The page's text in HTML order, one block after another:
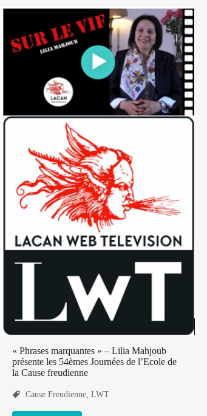
« Phrases marquantes » – Lilia Mahjoub
présente les 54èmes Journées de l’Ecole de
la Cause freudienne
Cause Freudienne LWT